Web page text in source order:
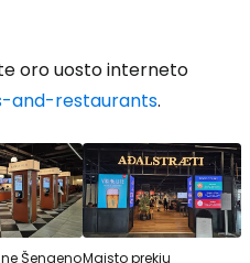
oro uosto interneto
and-restaurants.
ŠengenoMaisto prekių